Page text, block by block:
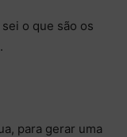
o que são os
para gerar uma